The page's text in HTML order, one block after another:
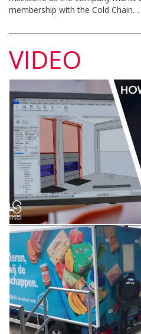
membership with the Cold Chain…
VIDEO